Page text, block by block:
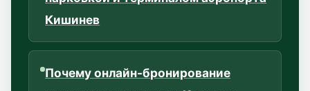
Кишинев
Почему онлайн-бронирование